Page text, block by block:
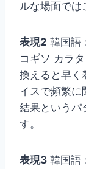
ルな場面では
表現2 韓国語
コギソ カラ
換えると早く
イスで頻繁に
結果というパ
す。
表現3 韓国語